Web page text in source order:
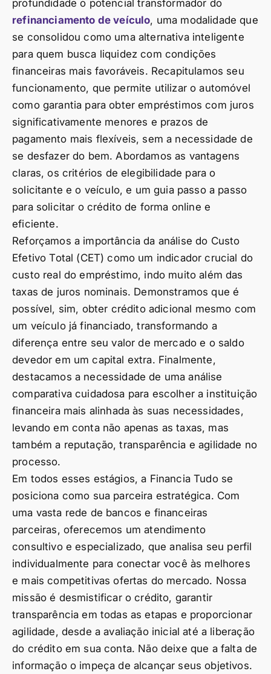
profundidade o potencial transformador do
refinanciamento de veículo, uma modalidade que
se consolidou como uma alternativa inteligente
para quem busca liquidez com condições
financeiras mais favoráveis. Recapitulamos seu
funcionamento, que permite utilizar o automóvel
como garantia para obter empréstimos com juros
significativamente menores e prazos de
pagamento mais flexíveis, sem a necessidade de
se desfazer do bem. Abordamos as vantagens
claras, os critérios de elegibilidade para o
solicitante e o veículo, e um guia passo a passo
para solicitar o crédito de forma online e
eficiente.
Reforçamos a importância da análise do Custo
Efetivo Total (CET) como um indicador crucial do
custo real do empréstimo, indo muito além das
taxas de juros nominais. Demonstramos que é
possível, sim, obter crédito adicional mesmo com
um veículo já financiado, transformando a
diferença entre seu valor de mercado e o saldo
devedor em um capital extra. Finalmente,
destacamos a necessidade de uma análise
comparativa cuidadosa para escolher a instituição
financeira mais alinhada às suas necessidades,
levando em conta não apenas as taxas, mas
também a reputação, transparência e agilidade no
processo.
Em todos esses estágios, a Financia Tudo se
posiciona como sua parceira estratégica. Com
uma vasta rede de bancos e financeiras
parceiras, oferecemos um atendimento
consultivo e especializado, que analisa seu perfil
individualmente para conectar você às melhores
e mais competitivas ofertas do mercado. Nossa
missão é desmistificar o crédito, garantir
transparência em todas as etapas e proporcionar
agilidade, desde a avaliação inicial até a liberação
do crédito em sua conta. Não deixe que a falta de
informação o impeça de alcançar seus objetivos.